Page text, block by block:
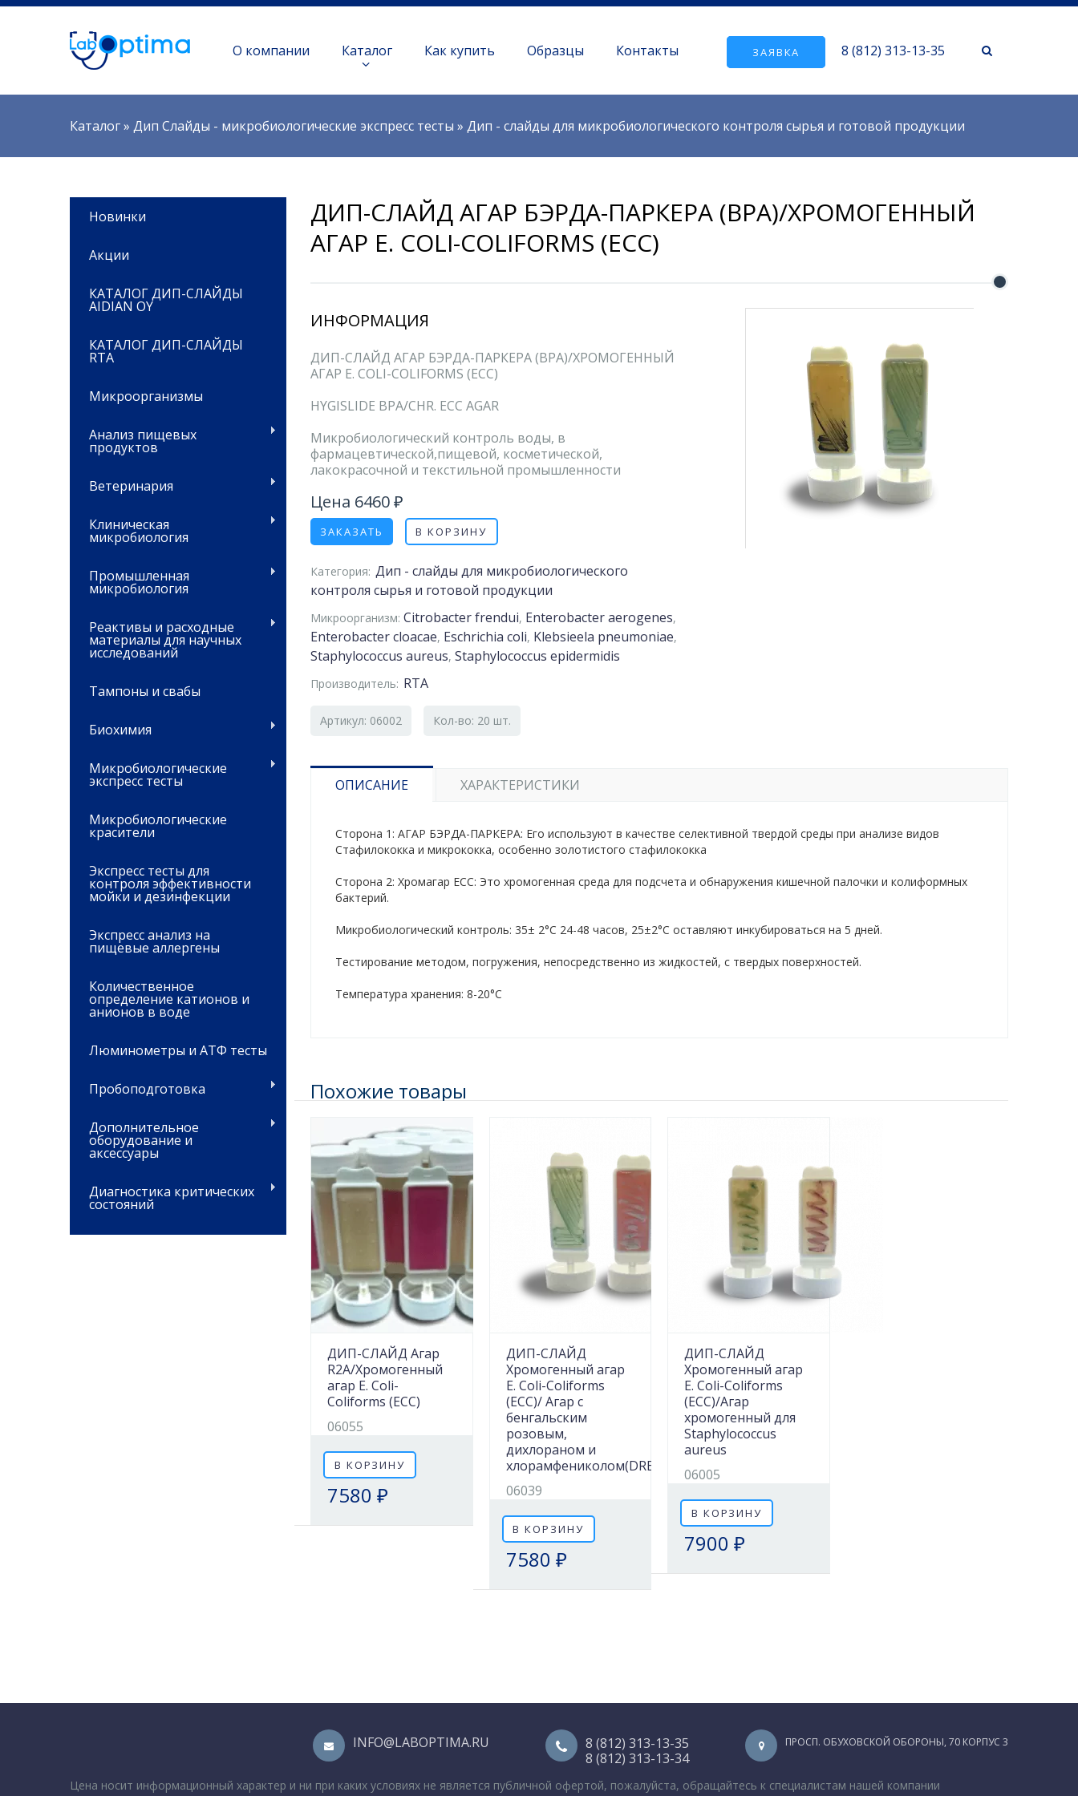
О компании Каталог Как купить Образцы Контакты ЗАЯВКА 8 (812) 313-13-35
Вы здесь
Каталог» Дип Слайды - микробиологические экспресс тесты » Дип - слайды для микробиологического контроля сырья и готовой продукции
Новинки
Акции
КАТАЛОГ ДИП-СЛАЙДЫ
AIDIAN OY
КАТАЛОГ ДИП-СЛАЙДЫ
RTA
Микроорганизмы
Анализ пищевых
продуктов
Ветеринария
Клиническая
микробиология
Промышленная
микробиология
Реактивы и расходные
материалы для научных
исследований
Тампоны и свабы
Биохимия
Микробиологические
экспресс тесты
Микробиологические
красители
Экспресс тесты для
контроля эффективности
мойки и дезинфекции
Экспресс анализ на
пищевые аллергены
Количественное
определение катионов и
анионов в воде
Люминометры и АТФ тесты
Пробоподготовка
Дополнительное
оборудование и
аксессуары
Диагностика критических
состояний
ДИП-СЛАЙД АГАР БЭРДА-ПАРКЕРА (BPA)/ХРОМОГЕННЫЙ
АГАР E. COLI-COLIFORMS (ECC)
ИНФОРМАЦИЯ
ДИП-СЛАЙД АГАР БЭРДА-ПАРКЕРА (BPA)/ХРОМОГЕННЫЙ
АГАР E. COLI-COLIFORMS (ECC)
HYGISLIDE BPA/CHR. ECC AGAR
Микробиологический контроль воды, в
фармацевтической,пищевой, косметической,
лакокрасочной и текстильной промышленности
Цена 6460 ₽
ЗАКАЗАТЬ В КОРЗИНУ
Категория: Дип - слайды для микробиологического
контроля сырья и готовой продукции
Микроорганизм: Citrobacter frendui, Enterobacter aerogenes,
Enterobacter cloacae, Eschrichia coli, Klebsieela pneumoniae,
Staphylococcus aureus, Staphylococcus epidermidis
Производитель: RTA
Артикул: 06002 Кол-во: 20 шт.
ОПИСАНИЕ ХАРАКТЕРИСТИКИ
Cторона 1: АГАР БЭРДА-ПАРКЕРА: Его используют в качестве селективной твердой среды при анализе видов
Стафилококка и микрококка, особенно золотистого стафилококка
Cторона 2: Хромагар ECC: Это хромогенная среда для подсчета и обнаружения кишечной палочки и колиформных
бактерий.
Микробиологический контроль: 35± 2°С 24-48 часов, 25±2°С оставляют инкубироваться на 5 дней.
Тестирование методом, погружения, непосредственно из жидкостей, с твердых поверхностей.
Tемпература хранения: 8-20°С
Похожие товары
ДИП-СЛАЙД Агар
R2A/Хромогенный
агар E. Coli-
Coliforms (ECC)
06055
В КОРЗИНУ
7580 ₽
ДИП-СЛАЙД
Хромогенный агар
E. Coli-Coliforms
(ECC)/ Агар с
бенгальским
розовым,
дихлораном и
хлорамфениколом(DRBC)
06039
В КОРЗИНУ
7580 ₽
ДИП-СЛАЙД
Хромогенный агар
E. Coli-Coliforms
(ECC)/Агар
хромогенный для
Staphylococcus
aureus
06005
В КОРЗИНУ
7900 ₽
INFO@LABOPTIMA.RU
8 (812) 313-13-35
8 (812) 313-13-34
ПРОСП. ОБУХОВСКОЙ ОБОРОНЫ, 70 КОРПУС 3
Цена носит информационный характер и ни при каких условиях не является публичной офертой, пожалуйста, обращайтесь к специалистам нашей компании